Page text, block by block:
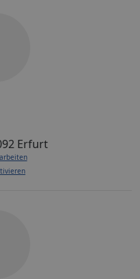
Erfurt